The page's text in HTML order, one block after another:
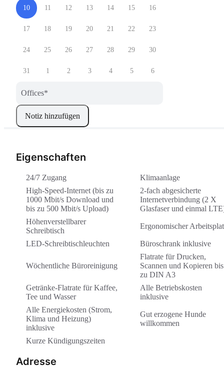
Eigenschaften
24/7 Zugang
Klimaanlage
High-Speed-Internet (bis zu
1000 Mbit/s Download und
bis zu 500 Mbit/s Upload)
2-fach abgesicherte
Internetverbindung (2 X
Glasfaser und einmal
Höhenverstellbarer
Schreibtisch
Ergonomischer
LED-Schreibtischleuchten Büroschrank inklusive
Wöchentliche Büroreinigung
Flatrate für Drucken,
Scannen und Kopieren bis
zu DIN A3
Getränke-Flatrate für Kaffee,
Tee und Wasser
Alle Betriebskosten
inklusive
Alle Energiekosten (Strom,
Klima und Heizung)
inklusive
Gut erzogene Hunde
willkommen
Kurze Kündigungszeiten
Adresse
10 11 12 13 14 15 16
17 18 19 20 21 22 23
24 25 26 27 28 29 30
31 1 2 3 4 5 6
Offices*
Notiz hinzufügen